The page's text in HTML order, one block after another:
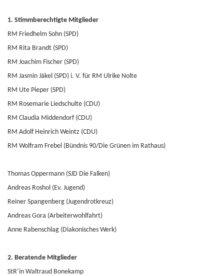
1. Stimmberechtigte Mitglieder
RM Friedhelm Sohn (SPD)
RM Rita Brandt (SPD)
RM Joachim Fischer (SPD)
RM Jasmin Jäkel (SPD) i. V. für RM Ulrike Nolte
RM Ute Pieper (SPD)
RM Rosemarie Liedschulte (CDU)
RM Claudia Middendorf (CDU)
RM Adolf Heinrich Weintz (CDU)
RM Wolfram Frebel (Bündnis 90/Die Grünen im Rathaus)
Thomas Oppermann (SJD Die Falken)
Andreas Roshol (Ev. Jugend)
Reiner Spangenberg (Jugendrotkreuz)
Andreas Gora (Arbeiterwohlfahrt)
Anne Rabenschlag (Diakonisches Werk)
2. Beratende Mitglieder
StR’in Waltraud Bonekamp